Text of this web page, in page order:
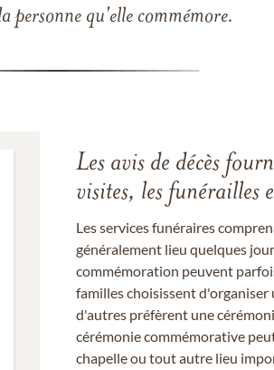
personne qu'elle commémore.
Les avis de décès
visites, les funérailles
Les services funéraires
généralement lieu quelques
commémoration peuvent
familles choisissent d'organiser
d'autres préfèrent une
cérémonie commémorative
chapelle ou tout autre lieu